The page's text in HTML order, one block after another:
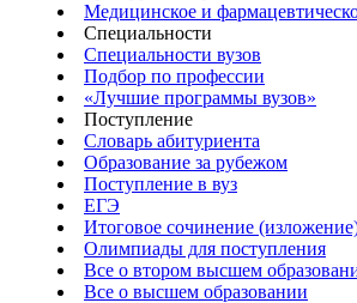
Медицинское и
Специальности
Специальности вузов
Подбор по профессии
«Лучшие программы вузов»
Поступление
Словарь абитуриента
Образование за рубежом
Поступление в вуз
ЕГЭ
Итоговое сочинение
Олимпиады для поступления
Все о втором высшем
Все о высшем образовании